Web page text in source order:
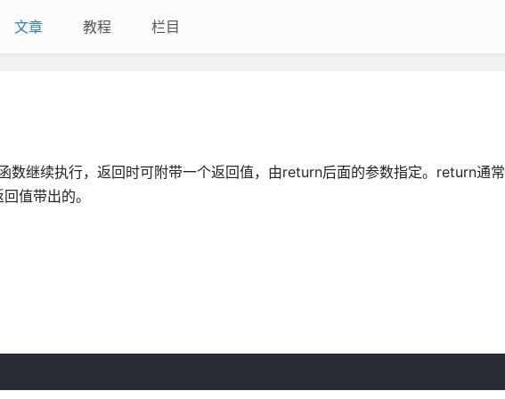
文章 教程 栏目
继续执行，返回时可附带一个返回值，由return后面的参数指定。return通常
值带出的。